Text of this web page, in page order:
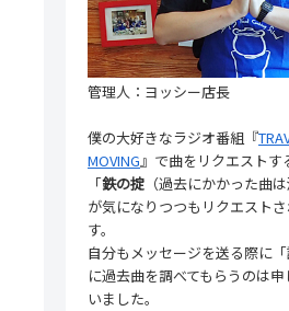
管理人：ヨッシー店長
僕の大好きなラジオ番組『
MOVING』で曲をリクエストす
「鉄の掟 （過去にかかった曲
が気になりつつもリクエスト
す。
自分もメッセージを送る際に
に過去曲を調べてもらうのは
いました。